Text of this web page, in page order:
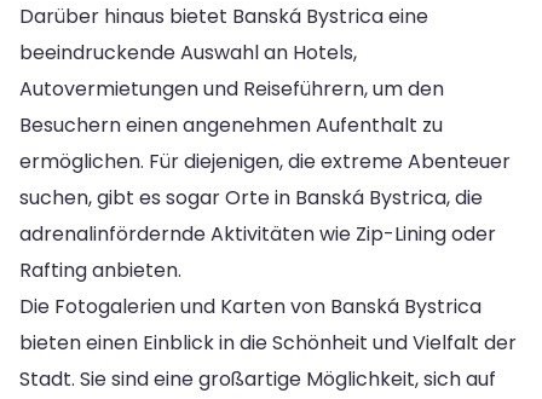
Darüber hinaus bietet Banská Bystrica eine
beeindruckende Auswahl an Hotels,
Autovermietungen und Reiseführern, um den
Besuchern einen angenehmen Aufenthalt zu
ermöglichen. Für diejenigen, die extreme Abenteuer
suchen, gibt es sogar Orte in Banská Bystrica, die
adrenalinfördernde Aktivitäten wie Zip-Lining oder
Rafting anbieten.
Die Fotogalerien und Karten von Banská Bystrica
bieten einen Einblick in die Schönheit und Vielfalt der
Stadt. Sie sind eine großartige Möglichkeit, sich auf